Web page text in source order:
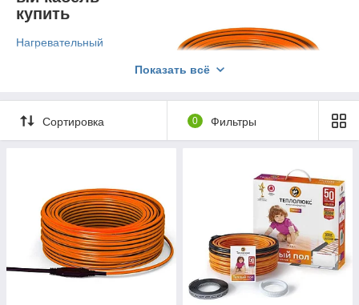
купить
Нагревательный
обогрева полов,
которое
разделе
рассказываем о преимуществах кабеля нагревательного,
установке и почему стоит заказывать его у компании
KazInterEnergy.
Нагревательный кабель для пола
Теплолюкс
Показать всё
Сортировка 0 Фильтры